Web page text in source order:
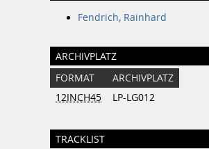
Fendrich, Rainhard
ARCHIVPLATZ
FORMAT
ARCHIVPLATZ
12INCH45
LP-LG012
TRACKLIST